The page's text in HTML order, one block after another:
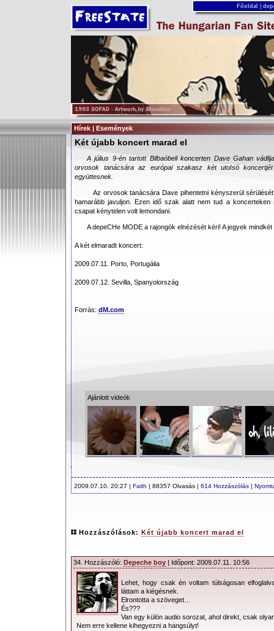
Főoldal
Hírek | Események
Két újabb koncert marad el
A július 9-én tartott Bilbaóbeli koncerten Dave Gahan
orvosok tanácsára az európai szakasz két utolsó
együttesnek.
Az orvosok tanácsára Dave pihentetni kényszerül
hamarább javuljon. Ezen idő szak alatt nem tud a
csapat kénytelen volt lemondani.
A depeCHe MODE a rajongók elnézését kéri! A jegyek
A két elmaradt koncert:
2009.07.11. Porto, Portugália
2009.07.12. Sevilla, Spanyolország
Forrás: dM.com
Ajánlott videók
2009.07.10. 20:27 | Faith | 88357 Olvasás | 614 Hozzászólás |
Hozzászólások: Két újabb koncert marad el
34. Hozzászóló: Depeche boy | Időpont: 2009.07.11. 10:56
Lehet, hogy csak én voltam túlságosan
láttam a kiégésnek.
Elrontotta a szöveget…
És???
Van egy külön audio sorozat, ahol direkt, csak
Nem erre kellene kihegyezni a hangsúlyt!